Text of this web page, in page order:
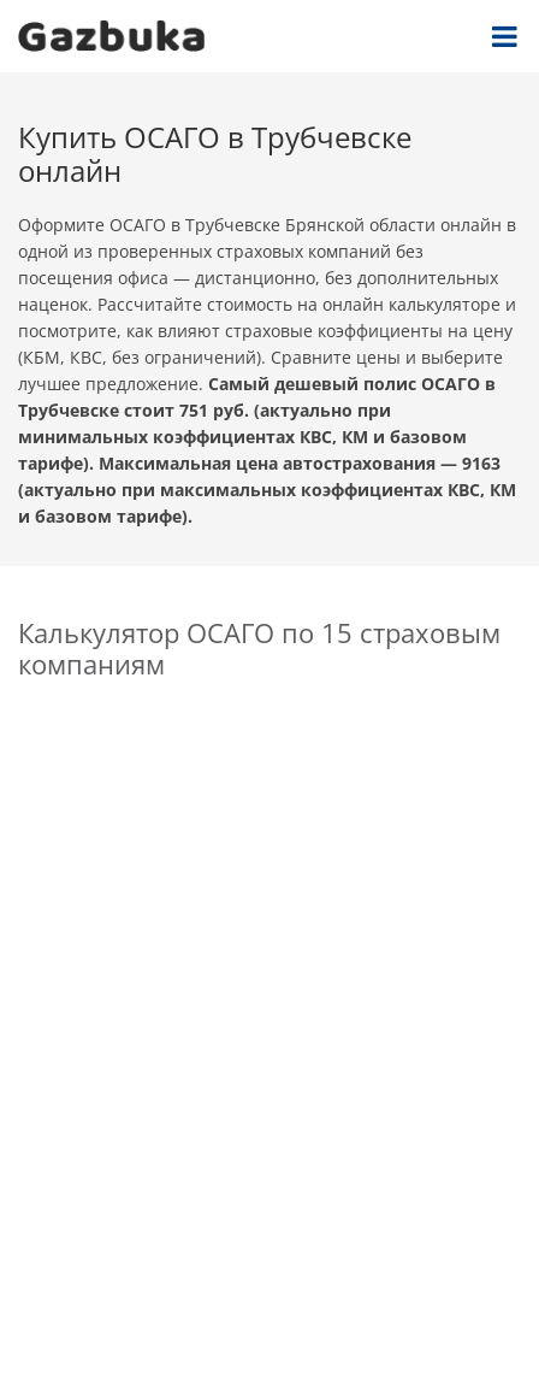
Купить ОСАГО в Трубчевске
онлайн
Оформите ОСАГО в Трубчевске Брянской области онлайн в
одной из проверенных страховых компаний без
посещения офиса — дистанционно, без дополнительных
наценок. Рассчитайте стоимость на онлайн калькуляторе и
посмотрите, как влияют страховые коэффициенты на цену
(КБМ, КВС, без ограничений). Сравните цены и выберите
лучшее предложение. Самый дешевый полис ОСАГО в
Трубчевске стоит 751 руб. (актуально при
минимальных коэффициентах КВС, КМ и базовом
тарифе). Максимальная цена автострахования — 9163
(актуально при максимальных коэффициентах КВС, КМ
и базовом тарифе).
Калькулятор ОСАГО по 15 страховым
компаниям